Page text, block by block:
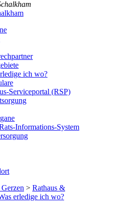
ich wo?
Serviceportal (RSP)
Informations-System
> Rathaus &
erledige ich wo?